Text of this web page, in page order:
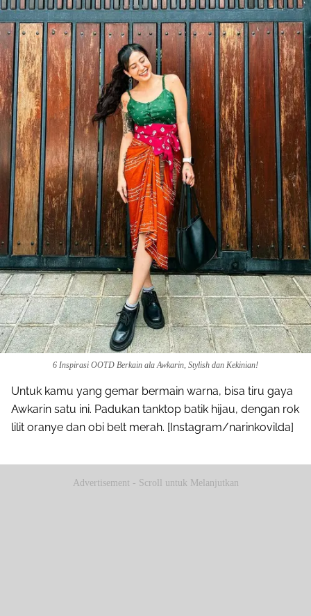
6 Inspirasi OOTD Berkain ala Awkarin, Stylish dan Kekinian!
Untuk kamu yang gemar bermain warna, bisa tiru gaya
Awkarin satu ini. Padukan tanktop batik hijau, dengan rok
lilit oranye dan obi belt merah. [Instagram/narinkovilda]
Advertisement - Scroll untuk Melanjutkan